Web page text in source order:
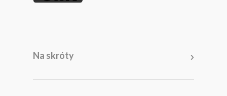
Na skróty